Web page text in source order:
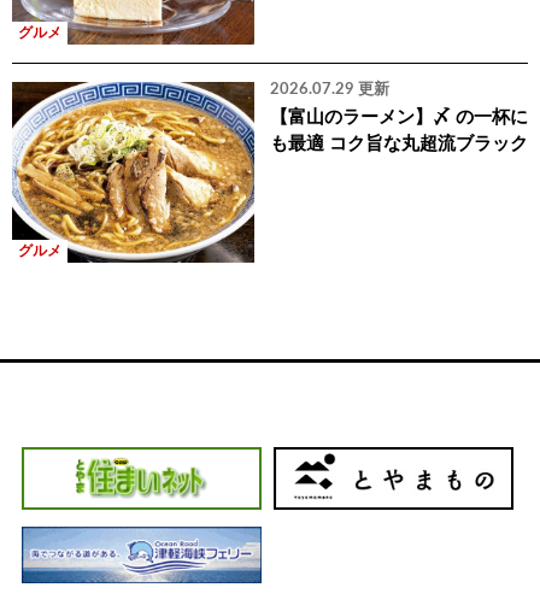
グルメ
グルメ
2026.07.29 更新
【富山のラーメン】〆 の一杯に
も最適 コク旨な丸超流ブラック